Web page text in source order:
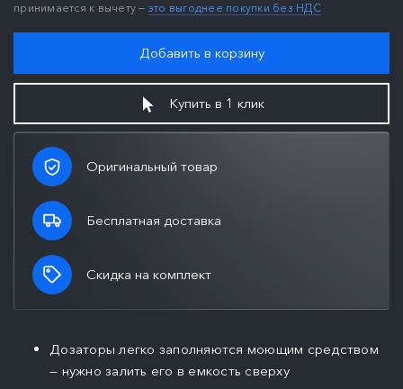
принимается к вычету — это выгоднее покупки без НДС
Добавить в корзину
Купить в 1 клик
Оригинальный товар
Бесплатная доставка
Скидка на комплект
Дозаторы легко заполняются моющим средством
— нужно залить его в емкость сверху